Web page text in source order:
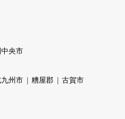
中央市
州市 糟屋郡
古賀市